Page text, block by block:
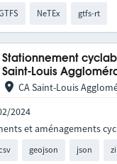
NeTEx gtfs-rt
Stationnement
Saint-Louis
CA Saint-Louis
2024
geojson json
et aménagements